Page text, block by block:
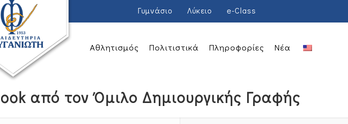
Γυμνάσιο Λύκειο e-Class
Αθλητισμός Πολιτιστικά Πληροφορίες Νέα
από τον Όμιλο Δημιουργικής Γραφής